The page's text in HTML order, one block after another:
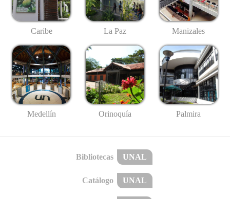
Caribe La Paz Manizales
Medellín Orinoquía Palmira
Bibliotecas UNAL
Catálogo UNAL